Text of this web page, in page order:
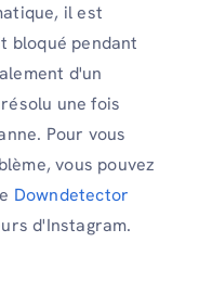
il est
bloqué pendant
d'un
une fois
Pour vous
vous pouvez
Downdetector
d'Instagram.